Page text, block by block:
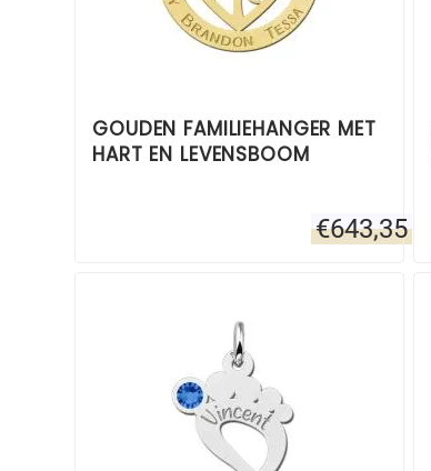
GOUDEN FAMILIEHANGER MET
HART EN LEVENSBOOM
€643,35